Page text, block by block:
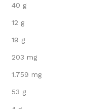
40 g
12 g
19 g
203 mg
1.759 mg
53 g